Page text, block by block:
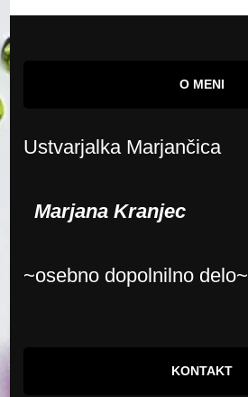
O MENI
Ustvarjalka Marjančica
Marjana Kranjec
~osebno dopolnilno delo~
KONTAKT